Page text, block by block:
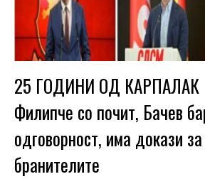
25 ГОДИНИ ОД КАРПАЛАК
Филипче со почит, Бачев
одговорност, има докази
бранителите